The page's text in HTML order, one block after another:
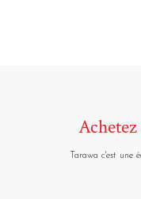
Tarawa c'est une